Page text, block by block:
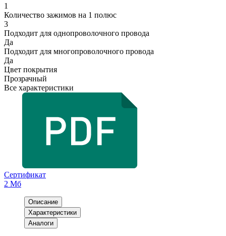
1
Количество зажимов на 1 полюс
3
Подходит для однопроволочного провода
Да
Подходит для многопроволочного провода
Да
Цвет покрытия
Прозрачный
Все характеристики
Сертификат
2 Мб
Описание
Характеристики
Аналоги